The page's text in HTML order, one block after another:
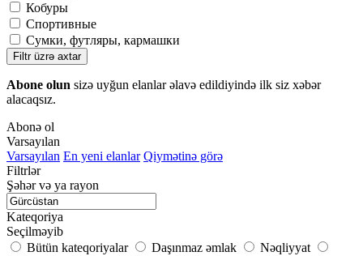
Кобуры
Спортивные
Сумки, футляры, кармашки
Filtr üzrə axtar
Abone olun sizə uyğun elanlar əlavə edildiyində ilk siz xəbər
alacaqsız.
Abonə ol
Varsayılan
Varsayılan En yeni elanlar Qiymətinə görə
Filtrlər
Şəhər və ya rayon
Kateqoriya
Seçilməyib
Bütün kateqoriyalar
Daşınmaz əmlak
Nəqliyyat